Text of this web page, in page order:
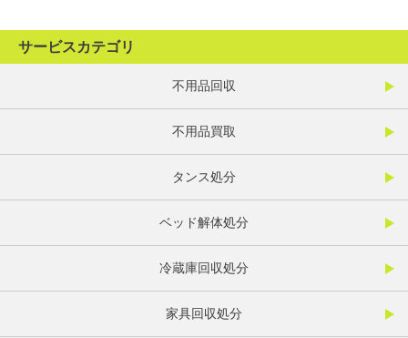
サービスカテゴリ
不用品回収
不用品買取
タンス処分
ベッド解体処分
冷蔵庫回収処分
家具回収処分